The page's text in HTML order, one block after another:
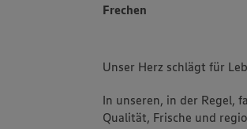
Frechen
Unser Herz schlägt für
In unseren, in der Regel,
Qualität, Frische und